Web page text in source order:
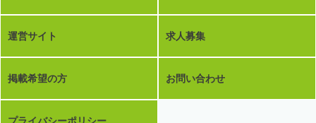
運営サイト 求人募集
掲載希望の方 お問い合わせ